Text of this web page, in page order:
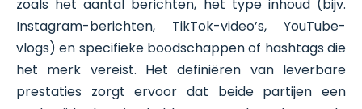
zoals het aantal berichten, het type inhoud (bijv.
Instagram-berichten, TikTok-video’s, YouTube-
vlogs) en specifieke boodschappen of hashtags die
het merk vereist. Het definiëren van leverbare
prestaties zorgt ervoor dat beide partijen een